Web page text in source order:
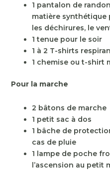
1 pantalon de
matière
les déchirures, le
1 tenue pour le soir
1 à 2 T-shirts
1 chemise ou t-shirt
Pour la marche
2 bâtons de marche
1 petit sac à dos
1 bâche de
cas de pluie
1 lampe de poche
l’ascension au petit